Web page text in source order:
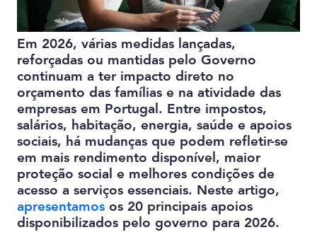
Em 2026, várias medidas lançadas,
reforçadas ou mantidas pelo Governo
continuam a ter impacto direto no
orçamento das famílias e na atividade das
empresas em Portugal. Entre impostos,
salários, habitação, energia, saúde e apoios
sociais, há mudanças que podem refletir-se
em mais rendimento disponível, maior
proteção social e melhores condições de
acesso a serviços essenciais. Neste artigo,
apresentamos os 20 principais apoios
disponibilizados pelo governo para 2026.